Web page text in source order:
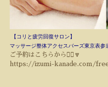
【コリと疲労回復サロン】
マッサージ整体アクセスバーズ東京表参
ご予約はこちらから💁‍♀️🔽
https://izumi-kanade.com/